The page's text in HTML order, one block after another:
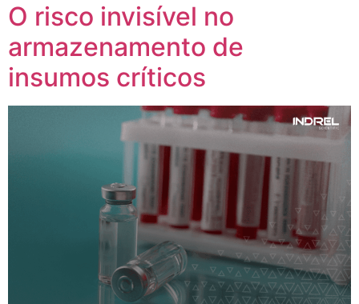
O risco invisível no
armazenamento de
insumos críticos